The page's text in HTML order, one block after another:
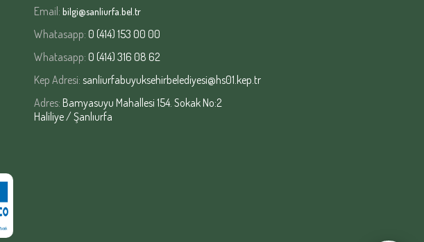
Email: bilgi@sanliurfa.bel.tr
Whatasapp: 0 (414) 153 00 00
Whatasapp: 0 (414) 316 08 62
Kep Adresi: sanliurfabuyuksehirbelediyesi@hs01.kep.tr
Adres: Bamyasuyu Mahallesi 154. Sokak No:2
Haliliye / Şanlıurfa